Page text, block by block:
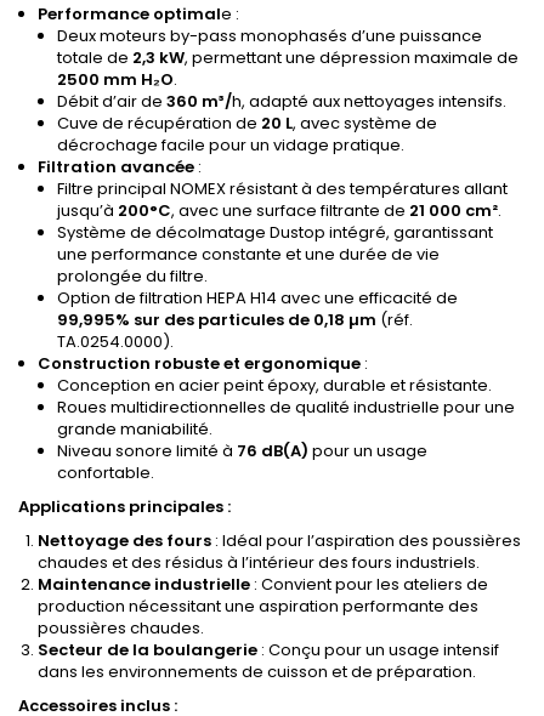
Performance optimale :
Deux moteurs by-pass monophasés d’une puissance
totale de 2,3 kW, permettant une dépression maximale de
2500 mm H₂O.
Débit d’air de 360 m³/h, adapté aux nettoyages intensifs.
Cuve de récupération de 20 L, avec système de
décrochage facile pour un vidage pratique.
Filtration avancée :
Filtre principal NOMEX résistant à des températures allant
jusqu’à 200°C, avec une surface filtrante de 21 000 cm².
Système de décolmatage Dustop intégré, garantissant
une performance constante et une durée de vie
prolongée du filtre.
Option de filtration HEPA H14 avec une efficacité de
99,995% sur des particules de 0,18 µm (réf.
TA.0254.0000).
Construction robuste et ergonomique :
Conception en acier peint époxy, durable et résistante.
Roues multidirectionnelles de qualité industrielle pour une
grande maniabilité.
Niveau sonore limité à 76 dB(A) pour un usage
confortable.
Applications principales :
Nettoyage des fours : Idéal pour l’aspiration des poussières
chaudes et des résidus à l’intérieur des fours industriels.
Maintenance industrielle : Convient pour les ateliers de
production nécessitant une aspiration performante des
poussières chaudes.
Secteur de la boulangerie : Conçu pour un usage intensif
dans les environnements de cuisson et de préparation.
Accessoires inclus :